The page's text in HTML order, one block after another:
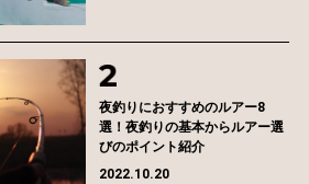
夜釣りにおすすめのルアー8
選！夜釣りの基本からルアー選
びのポイント紹介
2022.10.20